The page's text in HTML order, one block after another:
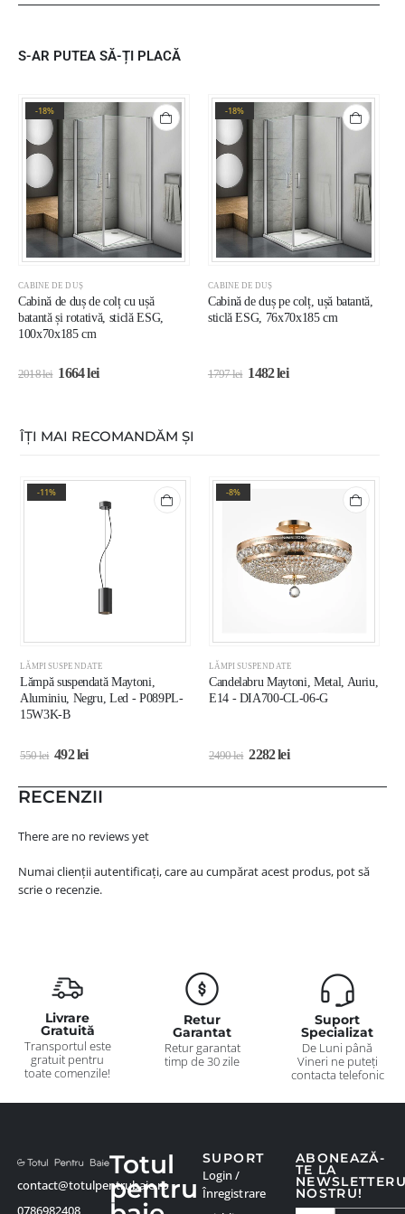
S-AR PUTEA SĂ-ȚI PLACĂ
-18%
CABINE DE DUȘ
Cabină de duș de colț cu ușă
batantă și rotativă, sticlă ESG,
100x70x185 cm
2018lei 1664lei
-18%
CABINE DE DUȘ
Cabină de duș pe colț, ușă batantă,
sticlă ESG, 76x70x185 cm
1797lei 1482lei
ÎȚI MAI RECOMANDĂM ȘI
-11%
LĂMPI SUSPENDATE
Lămpă suspendată Maytoni,
Aluminiu, Negru, Led - P089PL-
15W3K-B
550lei 492lei
-8%
LĂMPI SUSPENDATE
Candelabru Maytoni, Metal, Auriu,
E14 - DIA700-CL-06-G
2490lei 2282lei
RECENZII
There are no reviews yet
Numai clienții autentificați, care au cumpărat acest produs, pot să
scrie o recenzie.
Livrare
Gratuită
Transportul este
gratuit pentru
toate comenzile!
Retur
Garantat
Retur garantat
timp de 30 zile
Suport
Specializat
De Luni până
Vineri ne puteți
contacta telefonic
contact@totulpentrubaie.ro
0786982408
ABONEAZĂ-
TE LA
NOSTRU!
Totul
pentru
SUPORT
Login /
Înregistrare